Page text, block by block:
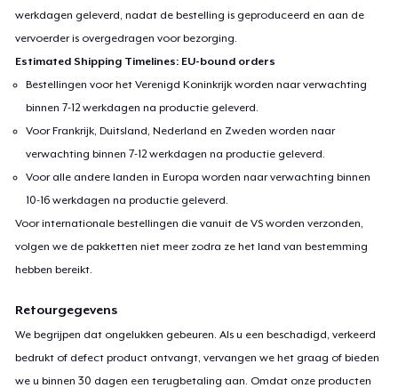
werkdagen geleverd, nadat de bestelling is geproduceerd en aan de
vervoerder is overgedragen voor bezorging.
Estimated Shipping Timelines: EU-bound orders
Bestellingen voor het Verenigd Koninkrijk worden naar verwachting
binnen 7-12 werkdagen na productie geleverd.
Voor Frankrijk, Duitsland, Nederland en Zweden worden naar
verwachting binnen 7-12 werkdagen na productie geleverd.
Voor alle andere landen in Europa worden naar verwachting binnen
10-16 werkdagen na productie geleverd.
Voor internationale bestellingen die vanuit de VS worden verzonden,
volgen we de pakketten niet meer zodra ze het land van bestemming
hebben bereikt.
Retourgegevens
We begrijpen dat ongelukken gebeuren. Als u een beschadigd, verkeerd
bedrukt of defect product ontvangt, vervangen we het graag of bieden
we u binnen 30 dagen een terugbetaling aan. Omdat onze producten